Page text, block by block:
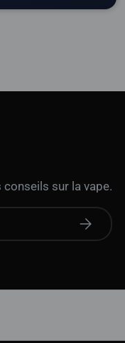
sur la vape.
S'abonner